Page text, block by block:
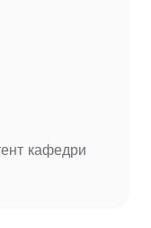
кафедри